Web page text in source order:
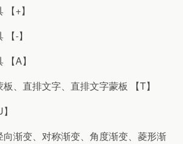
+】
-】
A】
直排文字、直排文字蒙板 【T】
渐变、对称渐变、角度渐变、菱形渐